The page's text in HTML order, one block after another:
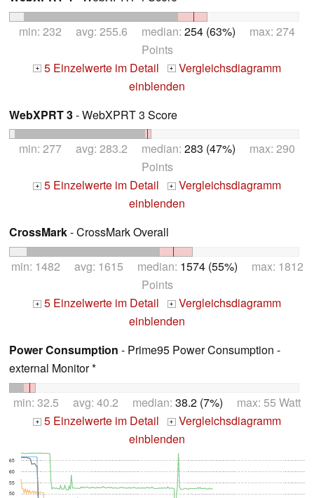
min: 232 avg: 255.6 median: 254 (63%) max: 274
Points
+ 5 Einzelwerte im Detail + Vergleichsdiagramm
einblenden
WebXPRT 3- WebXPRT 3 Score
min: 277 avg: 283.2 median: 283 (47%) max: 290
Points
+ 5 Einzelwerte im Detail + Vergleichsdiagramm
einblenden
CrossMark- CrossMark Overall
min: 1482 avg: 1615 median: 1574 (55%) max: 1812
Points
+ 5 Einzelwerte im Detail + Vergleichsdiagramm
einblenden
Power Consumption - Prime95 Power Consumption -
external Monitor *
min: 32.5 avg: 40.2 median: 38.2 (7%) max: 55 Watt
+ 5 Einzelwerte im Detail + Vergleichsdiagramm
einblenden
50
55
60
65